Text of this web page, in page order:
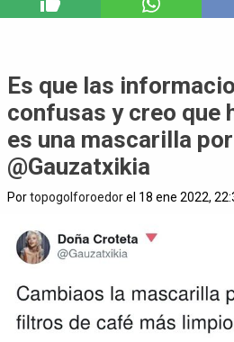
Es que las
confusas y creo que
es una mascarilla
@Gauzatxikia
Portopogolforoedorel 18 ene 2022,